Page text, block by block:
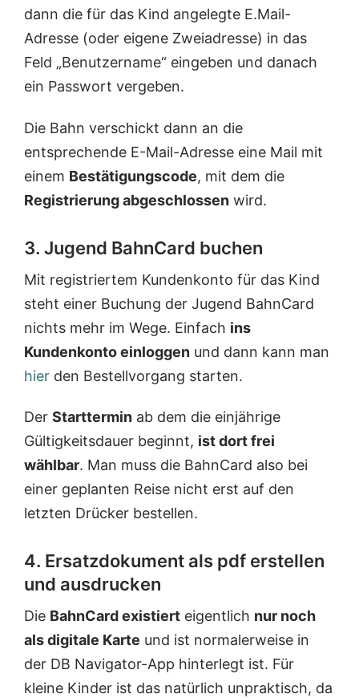
dann die für das Kind angelegte E.Mail-
Adresse (oder eigene Zweiadresse) in das
Feld „Benutzername“ eingeben und danach
ein Passwort vergeben.
Die Bahn verschickt dann an die
entsprechende E-Mail-Adresse eine Mail mit
einem Bestätigungscode, mit dem die
Registrierung abgeschlossen wird.
3. Jugend BahnCard buchen
Mit registriertem Kundenkonto für das Kind
steht einer Buchung der Jugend BahnCard
nichts mehr im Wege. Einfach ins
Kundenkonto einloggen und dann kann man
hier den Bestellvorgang starten.
Der Starttermin ab dem die einjährige
Gültigkeitsdauer beginnt, ist dort frei
wählbar. Man muss die BahnCard also bei
einer geplanten Reise nicht erst auf den
letzten Drücker bestellen.
4. Ersatzdokument als pdf erstellen
und ausdrucken
Die BahnCard existiert eigentlich nur noch
als digitale Karte und ist normalerweise in
der DB Navigator-App hinterlegt ist. Für
kleine Kinder ist das natürlich unpraktisch, da